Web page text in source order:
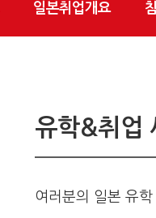
일본취업개요
유학&취업
여러분의 일본 유